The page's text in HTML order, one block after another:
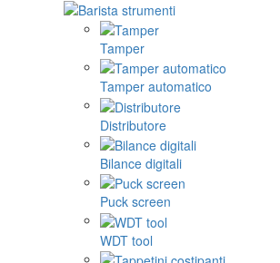
Tamper
Tamper automatico
Distributore
Bilance digitali
Puck screen
WDT tool